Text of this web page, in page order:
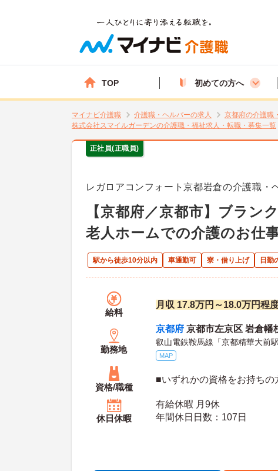
TOP 初めての方へ
マイナビ介護職 介護職・ヘルパーの求人 京都府の介護職
株式会社スマイルガーデンの介護職・福祉求人・転職・募集一覧
正社員(正職員)
レガロアコンフォート京都岩倉の介護職・
【京都府／京都市】ブラン
老人ホームでの介護のお仕
駅から徒歩10分以内 車通勤可 寮・借り上げ 日勤
給料
月収 17.8万円～18.0万円程
勤務地
京都府 京都市左京区 岩倉幡
叡山電鉄鞍馬線「京都精華大前
MAP
資格/職種
■いずれかの資格をお持ちの
休日休暇
有給休暇 月9休
年間休日日数：107日